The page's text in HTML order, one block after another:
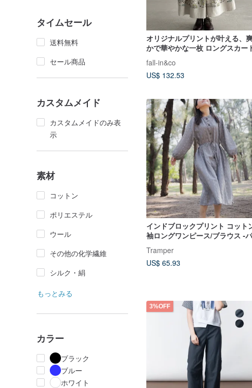
タイムセール
送料無料
セール商品
カスタムメイド
カスタムメイドのみ表
示
素材
コットン
ポリエステル
ウール
その他の化学繊維
シルク・絹
もっとみる
カラー
ブラック
ブルー
ホワイト
オリジナルプリントが叶える、
かで華やかな一枚 ロングスカ
リネンテンセル 260505-1
fall-in&co
US$ 132.53
インドブロックプリント コット
袖ロングワンピース/ブラウス -
パスグレー
Tramper
US$ 65.93
3%OFF